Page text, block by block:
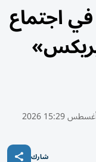
اجتماع
شارك